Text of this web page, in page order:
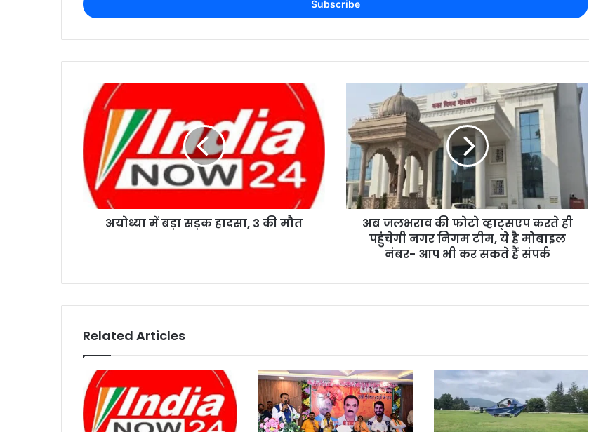
अयोध्या में बड़ा सड़क हादसा, 3 की मौत
अब जलभराव की फोटो व्हाट्सएप करते ही
पहुंचेगी नगर निगम टीम, ये है मोबाइल
नंबर- आप भी कर सकते हैं संपर्क
Related Articles